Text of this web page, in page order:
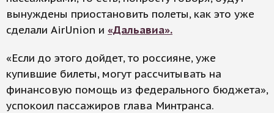
вынуждены приостановить полеты, как это уже
сделали AirUnion и «Дальавиа».
«Если до этого дойдет, то россияне, уже
купившие билеты, могут рассчитывать на
финансовую помощь из федерального бюджета»,
успокоил пассажиров глава Минтранса.